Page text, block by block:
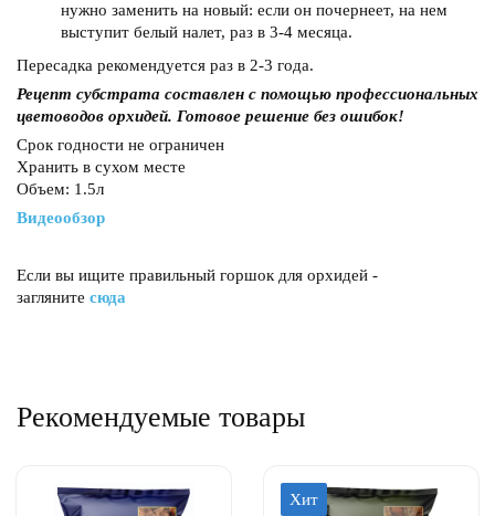
нужно заменить на новый: если он почернеет, на нем
выступит белый налет, раз в 3-4 месяца.
Пересадка рекомендуется раз в 2-3 года.
Рецепт субстрата составлен с помощью профессиональных
цветоводов орхидей. Готовое решение без ошибок!
Срок годности не ограничен
Хранить в сухом месте
Объем: 1.5л
Видеообзор
Если вы ищите правильный горшок для орхидей -
загляните сюда
Рекомендуемые товары
Хит